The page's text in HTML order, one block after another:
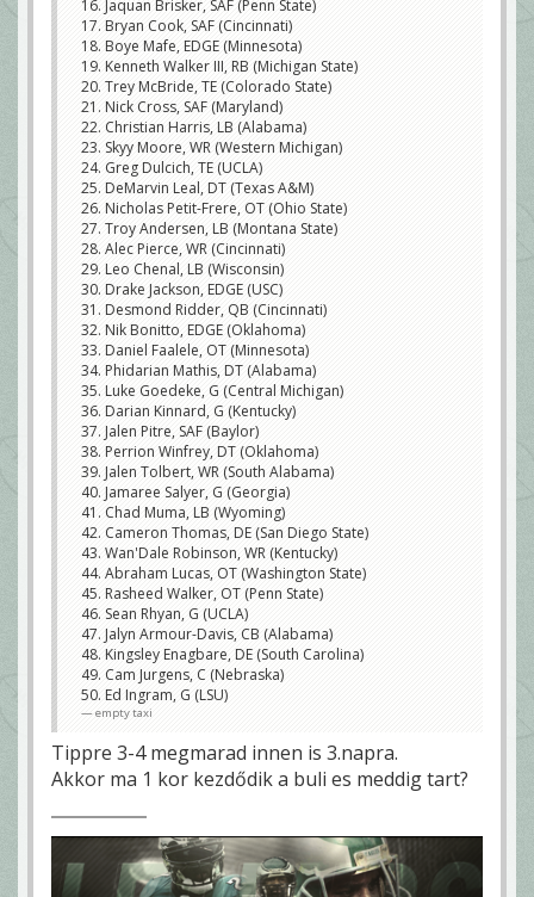
16. Jaquan Brisker, SAF (Penn State)
17. Bryan Cook, SAF (Cincinnati)
18. Boye Mafe, EDGE (Minnesota)
19. Kenneth Walker III, RB (Michigan State)
20. Trey McBride, TE (Colorado State)
21. Nick Cross, SAF (Maryland)
22. Christian Harris, LB (Alabama)
23. Skyy Moore, WR (Western Michigan)
24. Greg Dulcich, TE (UCLA)
25. DeMarvin Leal, DT (Texas A&M)
26. Nicholas Petit-Frere, OT (Ohio State)
27. Troy Andersen, LB (Montana State)
28. Alec Pierce, WR (Cincinnati)
29. Leo Chenal, LB (Wisconsin)
30. Drake Jackson, EDGE (USC)
31. Desmond Ridder, QB (Cincinnati)
32. Nik Bonitto, EDGE (Oklahoma)
33. Daniel Faalele, OT (Minnesota)
34. Phidarian Mathis, DT (Alabama)
35. Luke Goedeke, G (Central Michigan)
36. Darian Kinnard, G (Kentucky)
37. Jalen Pitre, SAF (Baylor)
38. Perrion Winfrey, DT (Oklahoma)
39. Jalen Tolbert, WR (South Alabama)
40. Jamaree Salyer, G (Georgia)
41. Chad Muma, LB (Wyoming)
42. Cameron Thomas, DE (San Diego State)
43. Wan'Dale Robinson, WR (Kentucky)
44. Abraham Lucas, OT (Washington State)
45. Rasheed Walker, OT (Penn State)
46. Sean Rhyan, G (UCLA)
47. Jalyn Armour-Davis, CB (Alabama)
48. Kingsley Enagbare, DE (South Carolina)
49. Cam Jurgens, C (Nebraska)
50. Ed Ingram, G (LSU)
empty taxi
Tippre 3-4 megmarad innen is 3.napra.
Akkor ma 1 kor kezdődik a buli es meddig tart?